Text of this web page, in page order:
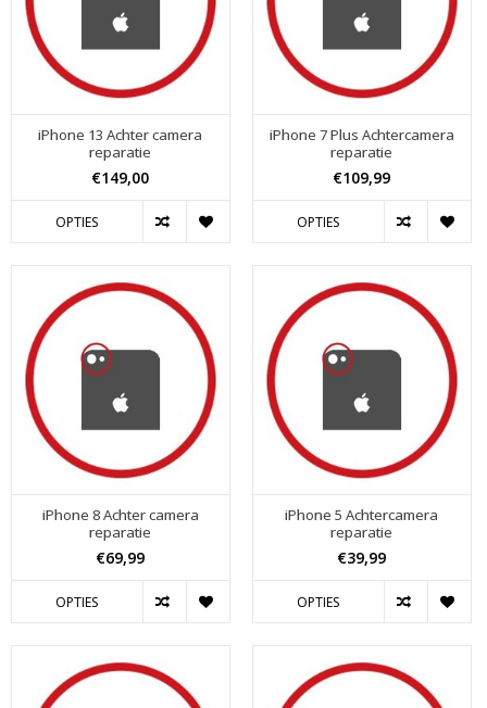
iPhone 13 Achter camera
reparatie
€149,00
OPTIES
iPhone 7 Plus Achtercamera
reparatie
€109,99
OPTIES
iPhone 8 Achter camera
reparatie
€69,99
OPTIES
iPhone 5 Achtercamera
reparatie
€39,99
OPTIES